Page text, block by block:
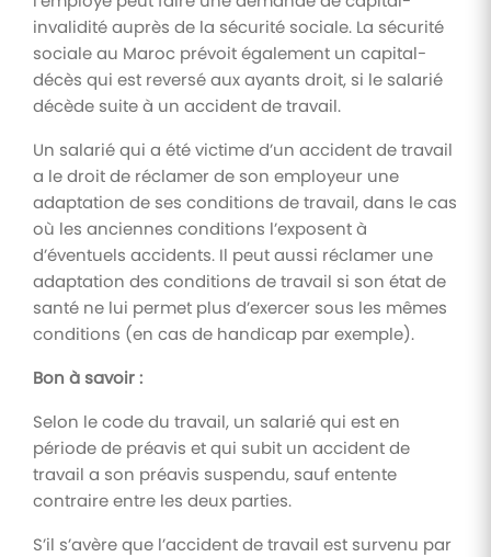
invalidité auprès de la sécurité sociale. La sécurité
sociale au Maroc prévoit également un capital-
décès qui est reversé aux ayants droit, si le salarié
décède suite à un accident de travail.
Un salarié qui a été victime d’un accident de travail
a le droit de réclamer de son employeur une
adaptation de ses conditions de travail, dans le cas
où les anciennes conditions l’exposent à
d’éventuels accidents. Il peut aussi réclamer une
adaptation des conditions de travail si son état de
santé ne lui permet plus d’exercer sous les mêmes
conditions (en cas de handicap par exemple).
Bon à savoir :
Selon le code du travail, un salarié qui est en
période de préavis et qui subit un accident de
travail a son préavis suspendu, sauf entente
contraire entre les deux parties.
S’il s’avère que l’accident de travail est survenu par